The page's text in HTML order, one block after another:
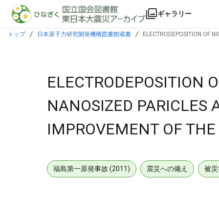
本文に飛ぶ
ギャラリー
トップ 日本原子力研究開発機構図書館蔵書 ELECTRODEPOSITION OF
ELECTRODEPOSITION
NANOSIZED PARICLES
IMPROVEMENT OF
福島第一原発事故 (2011) 震災への備え 被災